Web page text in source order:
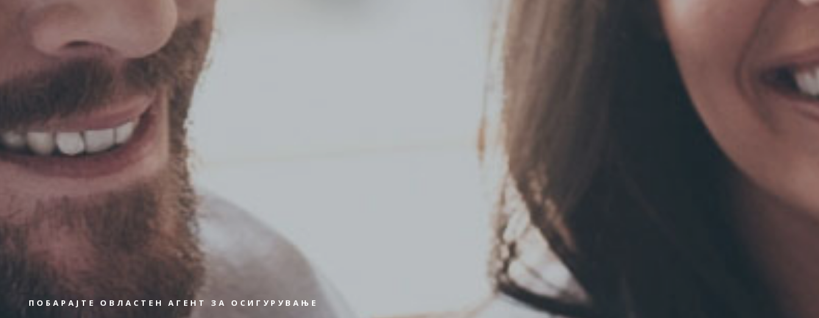
ПОБАРАЈТЕ ОВЛАСТЕН АГЕНТ ЗА ОСИГУРУВАЊЕ